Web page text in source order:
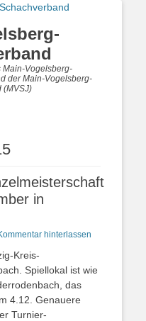
Main-Vogelsberg-
der Main-Vogelsberg-
(MVSJ)
in
hinterlassen
Kreis-
Spiellokal ist wie
das
4.12. Genauere
Turnier-